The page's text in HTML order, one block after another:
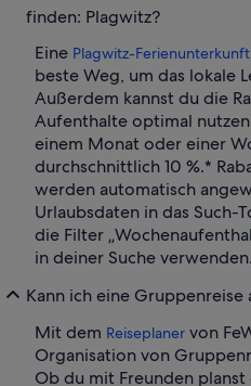
finden: Plagwitz?
Eine Plagwitz-
beste Weg, um das lokale
Außerdem kannst du die
Aufenthalte optimal
einem Monat oder einer
durchschnittlich 10 %.*
werden automatisch
Urlaubsdaten in das Such-
die Filter
in deiner Suche verwenden.
Kann ich eine
Mit dem Reiseplaner von
Organisation von
Ob du mit Freunden